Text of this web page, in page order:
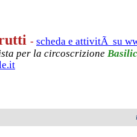
- scheda e attivitÃ su
per la circoscrizione